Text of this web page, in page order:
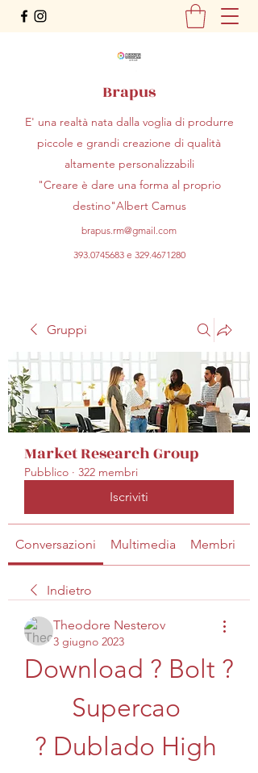
Brapus
E' una realtà nata dalla voglia di produrre
piccole e grandi creazione di qualità
altamente personalizzabili
"Creare è dare una forma al proprio
destino"Albert Camus
brapus.rm@gmail.com
393.0745683e 329.4671280
Gruppi
Market Research Group
Pubblico · 322 membri
Iscriviti
Conversazioni Multimedia Membri
Indietro
Theodore Nesterov
3 giugno 2023
Download ? Bolt ?
Supercao
? Dublado High